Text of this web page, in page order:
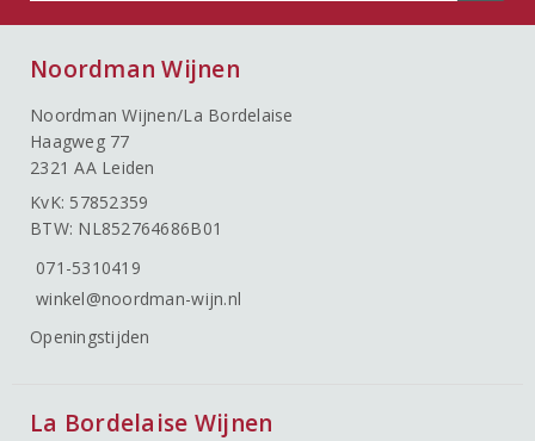
Noordman Wijnen
Noordman Wijnen/La Bordelaise
Haagweg 77
2321 AA Leiden
KvK: 57852359
BTW: NL852764686B01
071-5310419
winkel@noordman-wijn.nl
Openingstijden
La Bordelaise Wijnen